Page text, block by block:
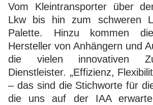
Vom Kleintransporter über
Lkw bis hin zum schweren
Palette. Hinzu kommen
Hersteller von Anhängern und
die vielen innovativen
Dienstleister. „Effizienz,
– das sind die Stichworte für
die uns auf der IAA